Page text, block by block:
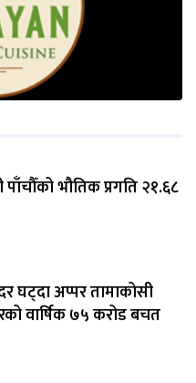
पाँचौँको भौतिक प्रगति २१.६८
घट्दा अप्पर तामाकोसी
वार्षिक ७५ करोड बचत